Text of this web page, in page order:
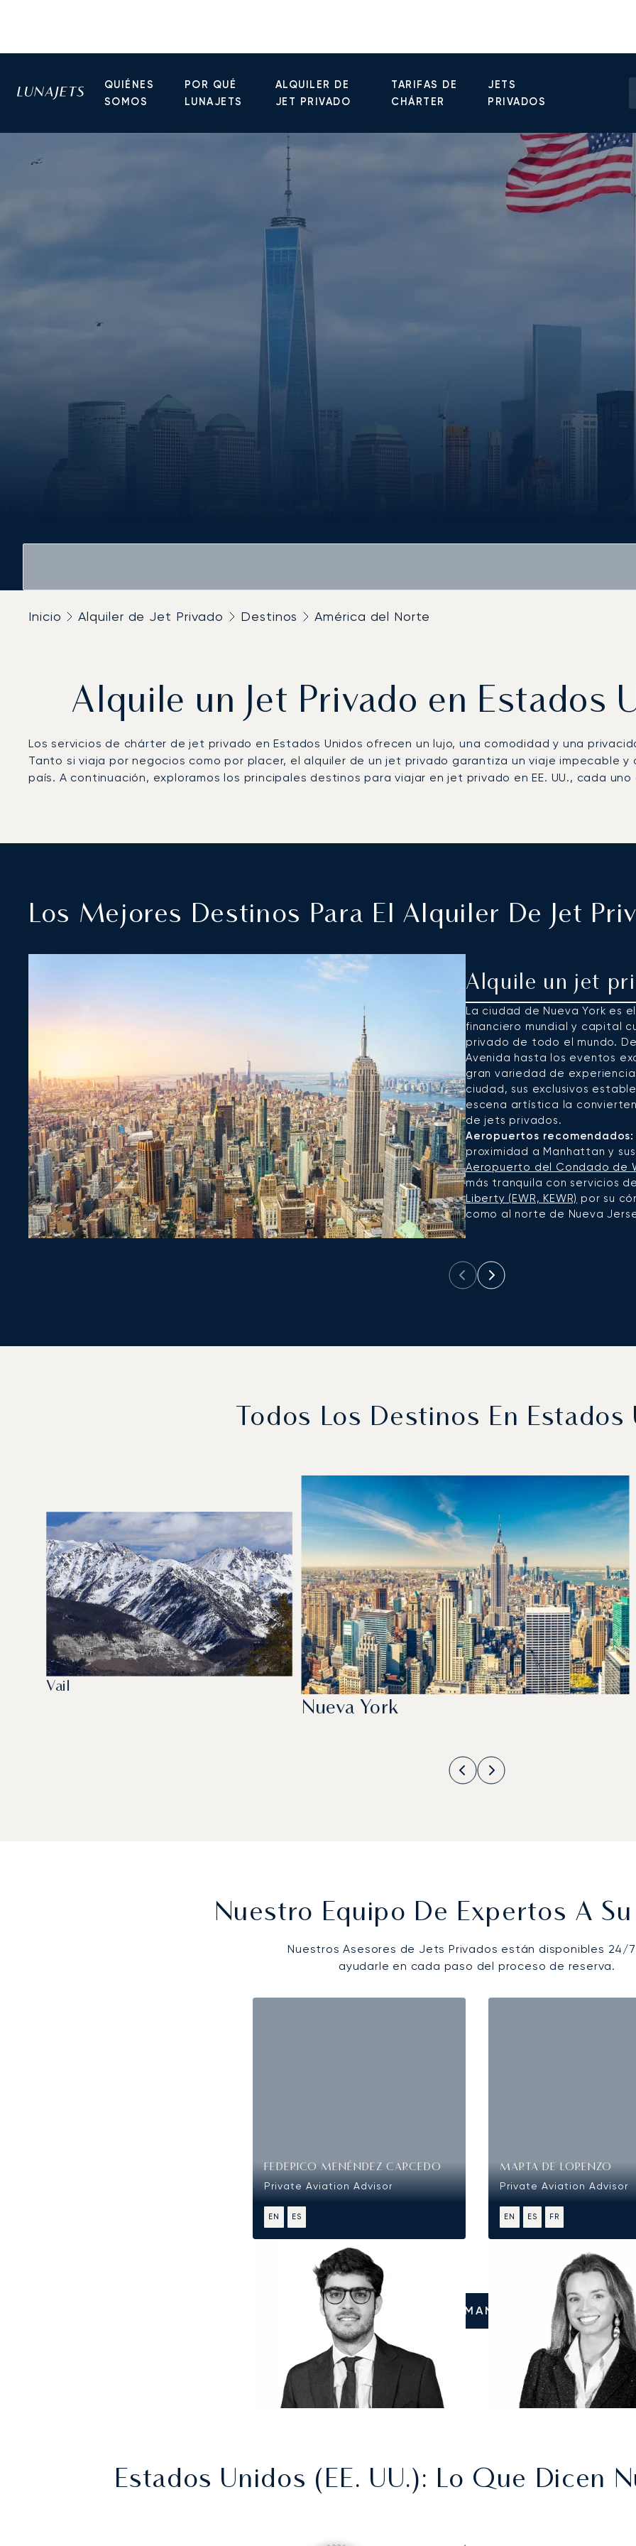
QUIÉNES
SOMOS
POR QUÉ
LUNAJETS
ALQUILER DE
JET PRIVADO
TARIFAS DE
CHÁRTER
JETS
PRIVADOS
Inicio Alquiler de Jet Privado Destinos América del Norte
Alquile un Jet Privado en Estados
Los servicios de chárter de jet privado en Estados Unidos ofrecen un lujo, una comodidad y una
Tanto si viaja por negocios como por placer, el alquiler de un jet privado garantiza un viaje impecable
país. A continuación, exploramos los principales destinos para viajar en jet privado en EE. UU., cada
Los Mejores Destinos Para El Alquiler De Jet
Alquile un jet
La ciudad de Nueva York es
financiero mundial y capital
privado de todo el mundo.
Avenida hasta los eventos
gran variedad de
ciudad, sus exclusivos
escena artística la
de jets privados.
Aeropuertos recomendados:
proximidad a Manhattan y
Aeropuerto del Condado de
más tranquila con servicios
Liberty (EWR, KEWR) por su
como al norte de Nueva
Todos Los Destinos En Estados
Vail
Nueva York
Nuestro Equipo De Expertos A
Nuestros Asesores de Jets Privados están disponibles 24/
ayudarle en cada paso del proceso de reserva.
FEDERICO MENÉNDEZ CARCEDO
Private Aviation Advisor
EN ES
MARTA DE LORENZO
Private Aviation Advisor
EN ES FR
LLÁMANOS
Estados Unidos (EE. UU.): Lo Que Dicen